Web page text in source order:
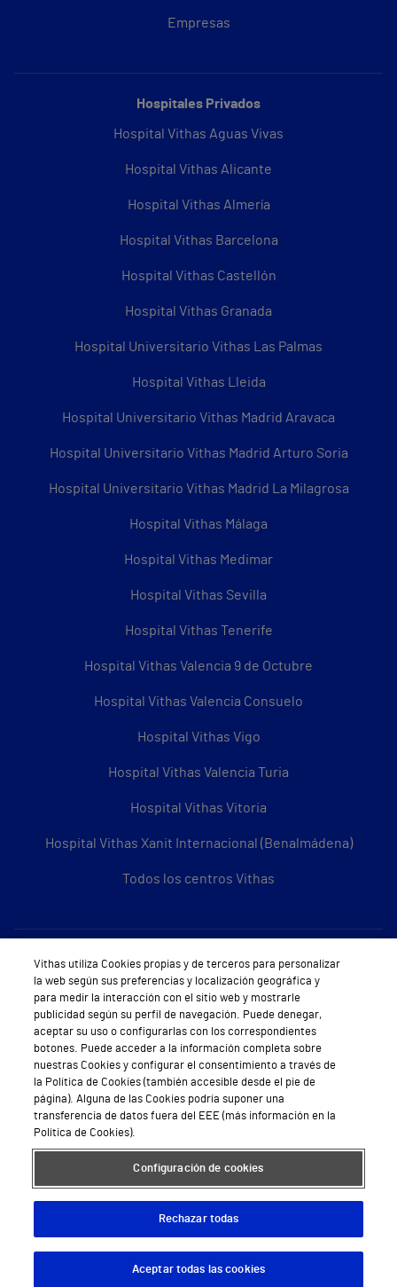
Empresas
Hospitales Privados
Hospital Vithas Aguas Vivas
Hospital Vithas Alicante
Hospital Vithas Almería
Hospital Vithas Barcelona
Hospital Vithas Castellón
Hospital Vithas Granada
Hospital Universitario Vithas Las Palmas
Hospital Vithas Lleida
Hospital Universitario Vithas Madrid Aravaca
Hospital Universitario Vithas Madrid Arturo Soria
Hospital Universitario Vithas Madrid La Milagrosa
Hospital Vithas Málaga
Hospital Vithas Medimar
Hospital Vithas Sevilla
Hospital Vithas Tenerife
Hospital Vithas Valencia 9 de Octubre
Hospital Vithas Valencia Consuelo
Hospital Vithas Vigo
Hospital Vithas Valencia Turia
Hospital Vithas Vitoria
Hospital Vithas Xanit Internacional (Benalmádena)
Todos los centros Vithas
Sobre Vithas
Quiénes somos
Trabajar en Vithas
Teléfono Cita Médica
Teléfono Atención al Cliente
Política de seguridad y salud en el trabajo
Conoce a Supervita
Aviso Legal Política de cookies Política de privacidad Mapa web Protección de datos
Descargar App
Vithas utiliza Cookies propias y de terceros para personalizar
la web según sus preferencias y localización geográfica y
para medir la interacción con el sitio web y mostrarle
publicidad según su perfil de navegación. Puede denegar,
aceptar su uso o configurarlas con los correspondientes
botones. Puede acceder a la información completa sobre
nuestras Cookies y configurar el consentimiento a través de
la Política de Cookies (también accesible desde el pie de
página). Alguna de las Cookies podría suponer una
transferencia de datos fuera del EEE (más información en la
Política de Cookies).
Configuración de cookies
Rechazar todas
Aceptar todas las cookies